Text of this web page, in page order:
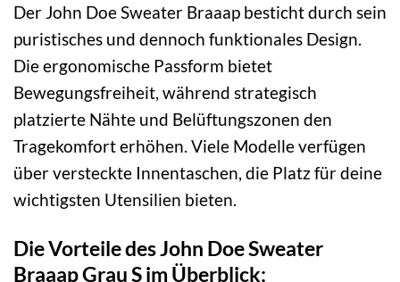
Der John Doe Sweater Braaap besticht durch sein
puristisches und dennoch funktionales Design.
Die ergonomische Passform bietet
Bewegungsfreiheit, während strategisch
platzierte Nähte und Belüftungszonen den
Tragekomfort erhöhen. Viele Modelle verfügen
über versteckte Innentaschen, die Platz für deine
wichtigsten Utensilien bieten.
Die Vorteile des John Doe Sweater
Braaap Grau S im Überblick: